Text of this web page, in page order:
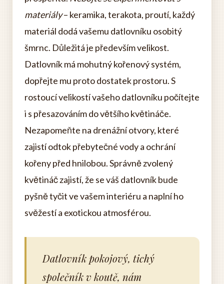
materiály– keramika, terakota, proutí, každý
materiál dodá vašemu datlovníku osobitý
šmrnc. Důležitá je především velikost.
Datlovník má mohutný kořenový systém,
dopřejte mu proto dostatek prostoru. S
rostoucí velikostí vašeho datlovníku počítejte
i s přesazováním do většího květináče.
Nezapomeňte na drenážní otvory, které
zajistí odtok přebytečné vody a ochrání
kořeny před hnilobou. Správně zvolený
květináč zajistí, že se váš datlovník bude
pyšně tyčit ve vašem interiéru a naplní ho
svěžestí a exotickou atmosférou.
Datlovník pokojový, tichý
společník v koutě, nám